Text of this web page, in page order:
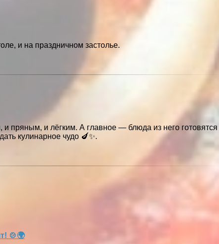
и на праздничном застолье.
и лёгким. А главное — блюда из него готовятся
кулинарное чудо 🍆✨.
🍲🌍